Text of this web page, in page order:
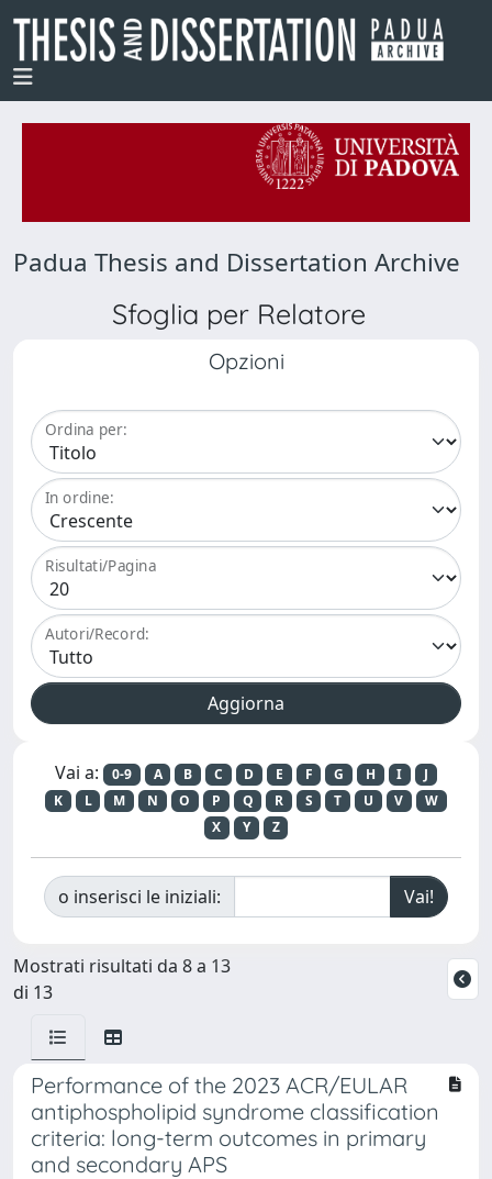
Padua Thesis and Dissertation Archive
Sfoglia per Relatore
Opzioni
Ordina per:
In ordine:
Risultati/Pagina
Autori/Record:
Vai a: 0-9 A B C D E F G H I
J
K
L M N O P Q R S T U V
W
X
Y Z
o inserisci le iniziali:
Mostrati risultati da 8 a 13
di 13
Performance of the 2023 ACR/EULAR
antiphospholipid syndrome classification
criteria: long-term outcomes in primary
and secondary APS